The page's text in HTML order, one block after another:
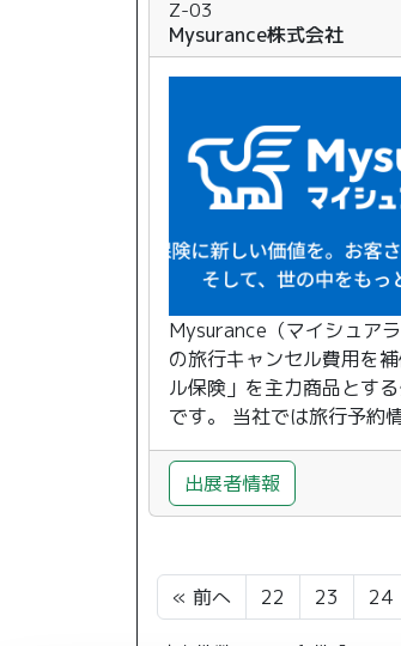
Z-03
Mysurance株式会社
Mysurance（マイシュア
の旅行キャンセル費用を
ル保険」を主力商品とす
です。 当社では旅行予約
出展者情報
« 前へ 22 23 24